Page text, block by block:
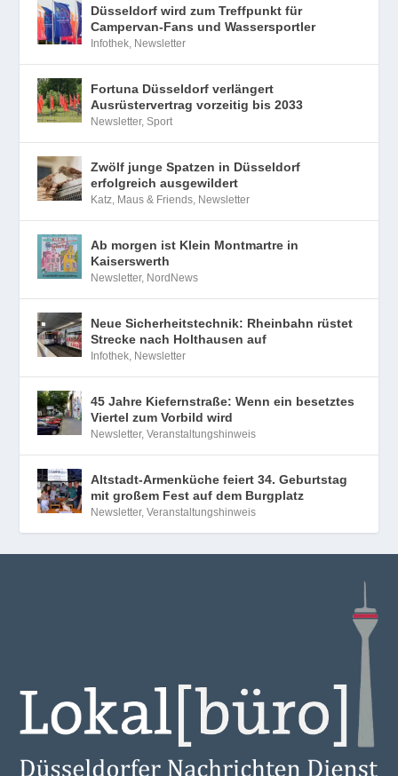
Düsseldorf wird zum Treffpunkt für
Campervan-Fans und Wassersportler
Infothek Newsletter
Fortuna Düsseldorf verlängert
Ausrüstervertrag vorzeitig bis 2033
Newsletter,Sport
Zwölf junge Spatzen in Düsseldorf
erfolgreich ausgewildert
Katz, Maus & Friends Newsletter
Ab morgen ist Klein Montmartre in
Kaiserswerth
Newsletter, NordNews
Neue Sicherheitstechnik: Rheinbahn rüstet
Strecke nach Holthausen auf
Infothek Newsletter
45 Jahre Kiefernstraße: Wenn ein besetztes
Viertel zum Vorbild wird
Newsletter,Veranstaltungshinweis
Altstadt-Armenküche feiert 34. Geburtstag
mit großem Fest auf dem Burgplatz
Newsletter,Veranstaltungshinweis